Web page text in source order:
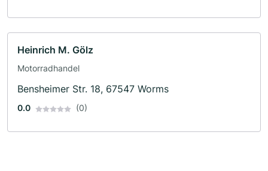
Heinrich M. Gölz
Motorradhandel
Bensheimer Str. 18, 67547 Worms
0.0 (0)